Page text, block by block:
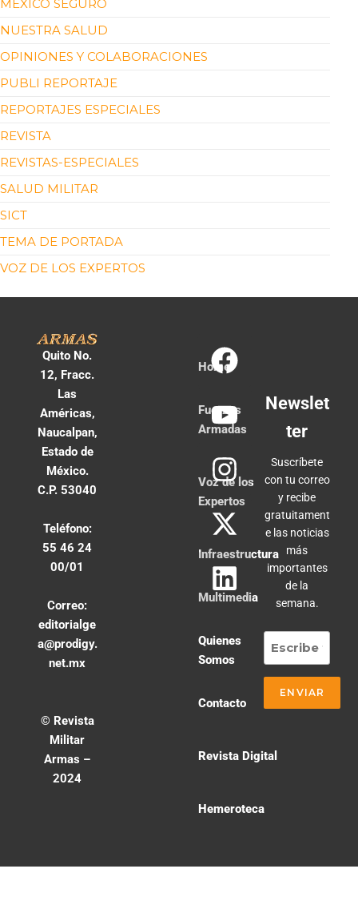
MÉXICO SEGURO
NUESTRA SALUD
OPINIONES Y COLABORACIONES
PUBLI REPORTAJE
REPORTAJES ESPECIALES
REVISTA
REVISTAS-ESPECIALES
SALUD MILITAR
SICT
TEMA DE PORTADA
VOZ DE LOS EXPERTOS
Quito No.
12, Fracc.
Las
Américas,
Naucalpan,
Estado de
México.
C.P. 53040
Teléfono:
55 46 24
00/01
Correo:
editorialge
a@prodigy.
net.mx
© Revista
Militar
Armas –
2024
Home
Fuerzas
Armadas
Voz de los
Expertos
Infraestructura
Multimedia
Quienes
Somos
Contacto
Revista Digital
Hemeroteca
Newslet
ter
Suscríbete
con tu correo
y recibe
gratuitament
e las noticias
más
importantes
de la
semana.